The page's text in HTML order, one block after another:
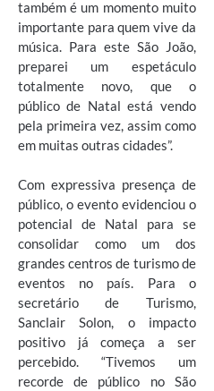
também é um momento muito
importante para quem vive da
música. Para este São João,
preparei um espetáculo
totalmente novo, que o
público de Natal está vendo
pela primeira vez, assim como
em muitas outras cidades”.
Com expressiva presença de
público, o evento evidenciou o
potencial de Natal para se
consolidar como um dos
grandes centros de turismo de
eventos no país. Para o
secretário de Turismo,
Sanclair Solon, o impacto
positivo já começa a ser
percebido. “Tivemos um
recorde de público no São